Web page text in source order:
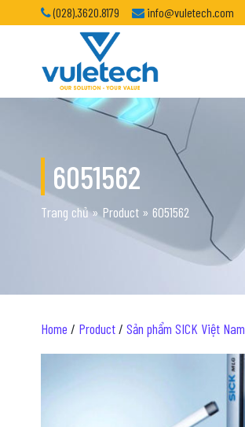
(028).3620.8179 info@vuletech.com
6051562
Trang chủ» Product » 6051562
Home / Product/ Sản phẩm SICK Việt Nam